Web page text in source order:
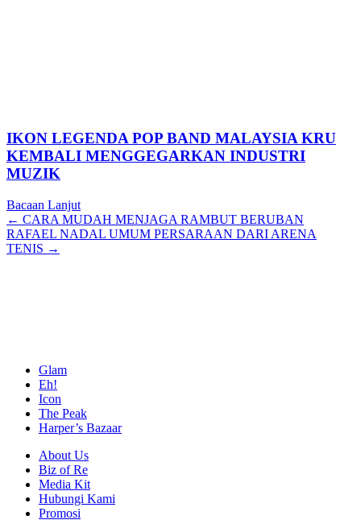
IKON LEGENDA POP BAND MALAYSIA KRU
KEMBALI MENGGEGARKAN INDUSTRI
MUZIK
Bacaan Lanjut
Posts
navigation
← CARA MUDAH MENJAGA RAMBUT BERUBAN
RAFAEL NADAL UMUM PERSARAAN DARI ARENA
TENIS →
Glam
Eh!
Icon
The Peak
Harper’s Bazaar
About Us
Biz of Re
Media Kit
Hubungi Kami
Promosi